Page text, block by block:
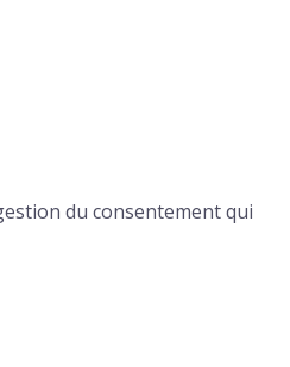
du consentement qui